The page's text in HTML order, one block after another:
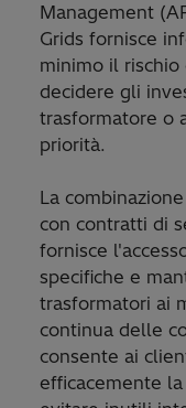
Management
Grids fornisce
minimo il
decidere gli
trasformatore o
priorità.
La
con contratti di
fornisce
specifiche e
trasformatori ai
continua delle
consente ai
efficacemente